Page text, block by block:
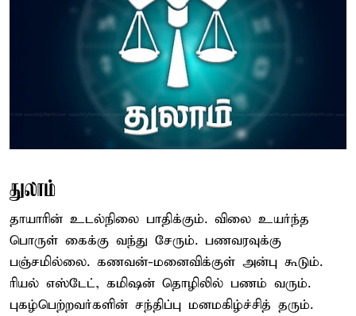
துலாம்
தாயாரின் உடல்நிலை பாதிக்கும். விலை உயர்ந்த
பொருள் கைக்கு வந்து சேரும். பணவரவுக்கு
பஞ்சமில்லை. கணவன்-மனைவிக்குள் அன்பு கூடும்.
ரியல் எஸ்டேட், கமிஷன் தொழிலில் பணம் வரும்.
புகழ்பெற்றவர்களின் சந்திப்பு மனமகிழ்ச்சித் தரும்.